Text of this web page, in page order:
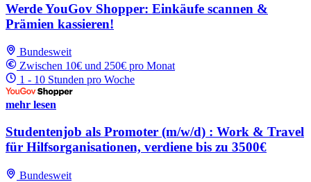
Werde YouGov Shopper: Einkäufe scannen &
Prämien kassieren!
Bundesweit
Zwischen 10€ und 250€ pro Monat
1 - 10 Stunden pro Woche
mehr lesen
Studentenjob als Promoter (m/w/d) : Work & Travel
für Hilfsorganisationen, verdiene bis zu 3500€
Bundesweit